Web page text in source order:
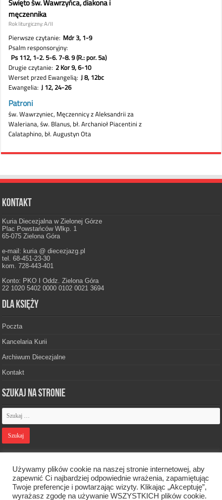
Kontakt
Kuria Diecezjalna w Zielonej Górze
Plac Powstańców Wlkp. 1
65-075 Zielona Góra
e-mail: kuria @ diecezjazg.pl
tel. 68-451-23-30
kom. 728-443-401
Konto: PKO I Oddz. Zielona Góra
22 1020 5402 0000 0102 0021 3694
Dla księży
Poczta
Kancelaria Kurii
Archiwum Diecezjalne
Kontakt
Szukaj na stronie
Designed by Webdawid
Używamy plików cookie na naszej stronie internetowej, aby
zapewnić Ci najbardziej odpowiednie wrażenia, zapamiętując
Twoje preferencje i powtarzając wizyty. Klikając „Akceptuję”,
wyrażasz zgodę na używanie WSZYSTKICH plików cookie.